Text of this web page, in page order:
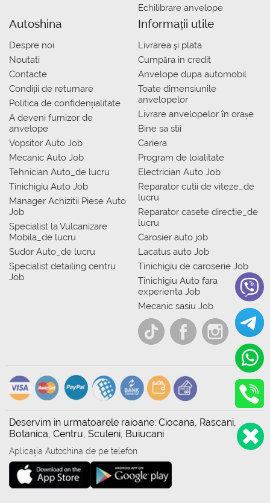
Echilibrare anvelope
Autoshina
Despre noi
Noutati
Contacte
Condiții de returnare
Politica de confidențialitate
A deveni furnizor de
anvelope
Vopsitor Auto Job
Mecanic Auto Job
Tehnician Auto_de lucru
Tinichigiu Auto Job
Manager Achizitii Piese Auto
Job
Specialist la Vulcanizare
Mobila_de lucru
Sudor Auto_de lucru
Specialist detailing centru
Job
Informații utile
Livrarea şi plata
Сumpăra in credit
Anvelope dupa automobil
Toate dimensiunile
anvelopelor
Livrare anvelopelor în orașe
Bine sa stii
Cariera
Program de loialitate
Electrician Auto Job
Reparator cutii de viteze_de
lucru
Reparator casete directie_de
lucru
Carosier auto job
Lacatus auto Job
Tinichigiu de caroserie Job
Tinichigiu Auto fara
experienta Job
Mecanic sasiu Job
Deservim in urmatoarele raioane: Ciocana, Rascani,
Botanica, Centru, Sculeni, Buiucani
Aplicația Autoshina de pe telefon